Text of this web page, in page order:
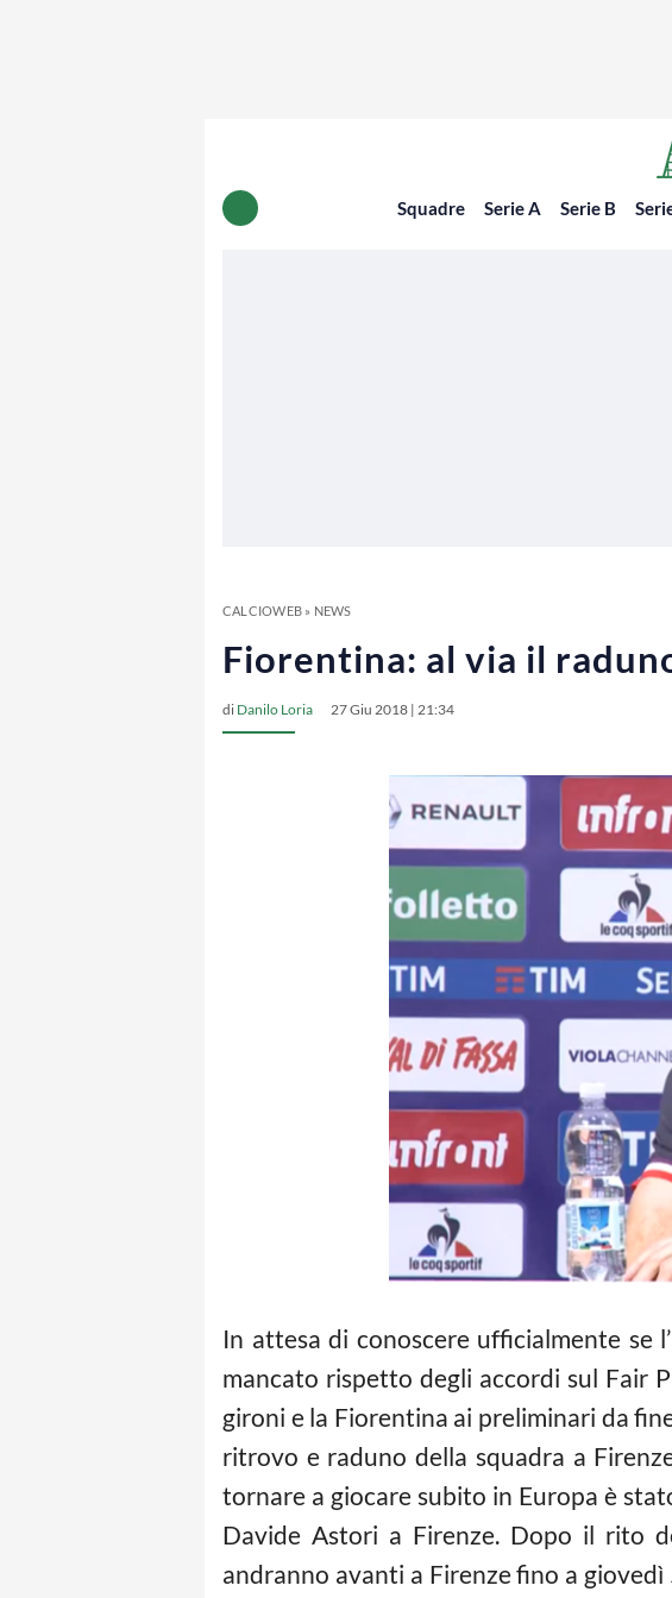
Squadre Serie A Serie B
CALCIOWEB» NEWS
Fiorentina: al via il
di Danilo Loria 27 Giu 2018 | 21:34
In attesa di conoscere ufficialmente se
mancato rispetto degli accordi sul Fair
gironi e la Fiorentina ai preliminari da
ritrovo e raduno della squadra a
tornare a giocare subito in Europa è
Davide Astori a Firenze. Dopo il rito
andranno avanti a Firenze fino a